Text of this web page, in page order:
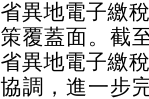
省異地電子繳
策覆蓋面。截
省異地電子繳
協調，進一步